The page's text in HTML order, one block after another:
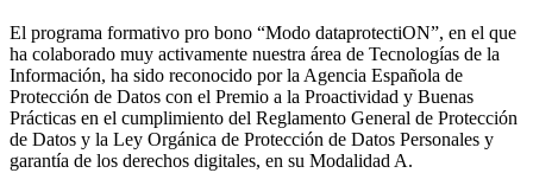
El programa formativo pro bono “Modo dataprotectiON”, en el que
ha colaborado muy activamente nuestra área de Tecnologías de la
Información, ha sido reconocido por la Agencia Española de
Protección de Datos con el Premio a la Proactividad y Buenas
Prácticas en el cumplimiento del Reglamento General de Protección
de Datos y la Ley Orgánica de Protección de Datos Personales y
garantía de los derechos digitales, en su Modalidad A.